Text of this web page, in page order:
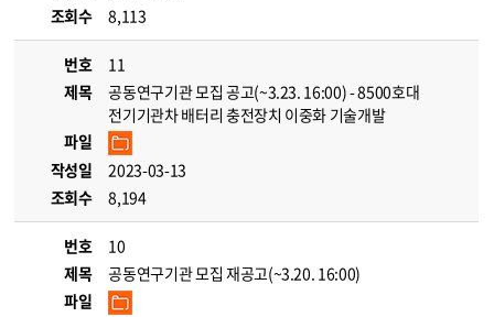
조회수
8,113
번호
11
제목
공동연구기관 모집 공고(~3.23. 16:00) - 8500호대
전기기관차 배터리 충전장치 이중화 기술개발
파일
작성일
2023-03-13
조회수
8,194
번호
10
제목
공동연구기관 모집 재공고(~3.20. 16:00)
파일